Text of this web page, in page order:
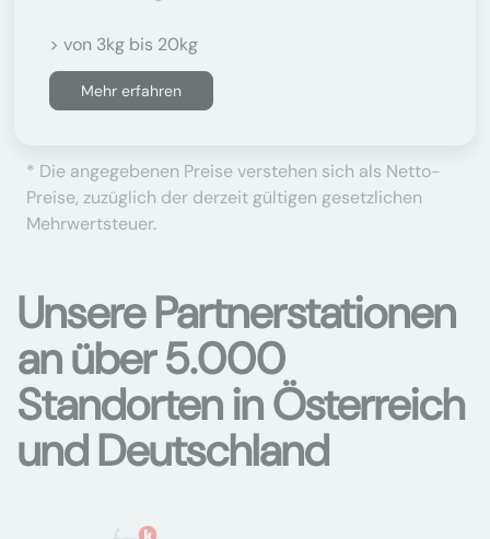
> von 3kg bis 20kg
Mehr erfahren
* Die angegebenen Preise verstehen sich als Netto-
Preise, zuzüglich der derzeit gültigen gesetzlichen
Mehrwertsteuer.
Unsere Partnerstationen
an über 5.000
Standorten in Österreich
und Deutschland